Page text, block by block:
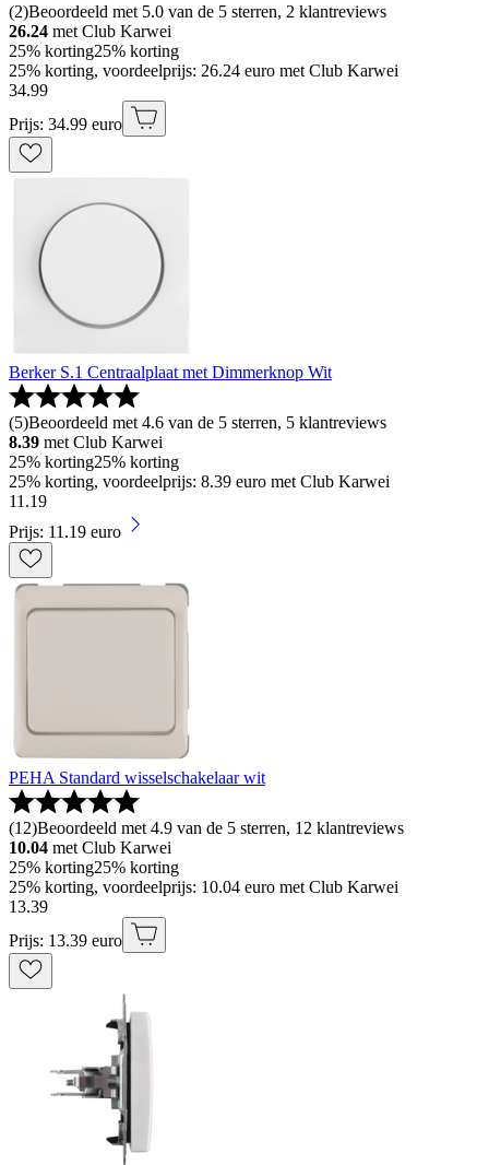
(2)Beoordeeld met 5.0 van de 5 sterren, 2 klantreviews
26.24 met Club Karwei
25% korting25% korting
25% korting, voordeelprijs: 26.24 euro met Club Karwei
34.99
Prijs: 34.99 euro
Berker S.1 Centraalplaat met Dimmerknop Wit
(5)Beoordeeld met 4.6 van de 5 sterren, 5 klantreviews
8.39 met Club Karwei
25% korting25% korting
25% korting, voordeelprijs: 8.39 euro met Club Karwei
11 .19
Prijs: 11.19 euro
PEHA Standard wisselschakelaar wit
(12)Beoordeeld met 4.9 van de 5 sterren, 12 klantreviews
10.04 met Club Karwei
25% korting25% korting
25% korting, voordeelprijs: 10.04 euro met Club Karwei
13.39
Prijs: 13.39 euro